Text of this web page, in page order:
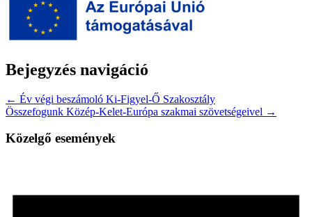
Bejegyzés navigáció
← Év végi beszámoló Ki-Figyel-Ő Szakosztály
Összefogunk Közép-Kelet-Európa szakmai szövetségeivel →
Közelgő események